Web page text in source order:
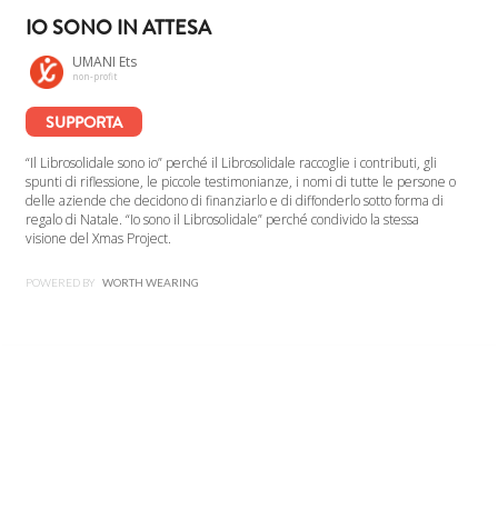
IO SONO IN ATTESA
UMANI Ets
non-profit
SUPPORTA
“Il Librosolidale sono io” perché il Librosolidale raccoglie i contributi, gli
spunti di riflessione, le piccole testimonianze, i nomi di tutte le persone o
delle aziende che decidono di finanziarlo e di diffonderlo sotto forma di
regalo di Natale. “Io sono il Librosolidale” perché condivido la stessa
visione del Xmas Project.
POWERED BY WORTH WEARING